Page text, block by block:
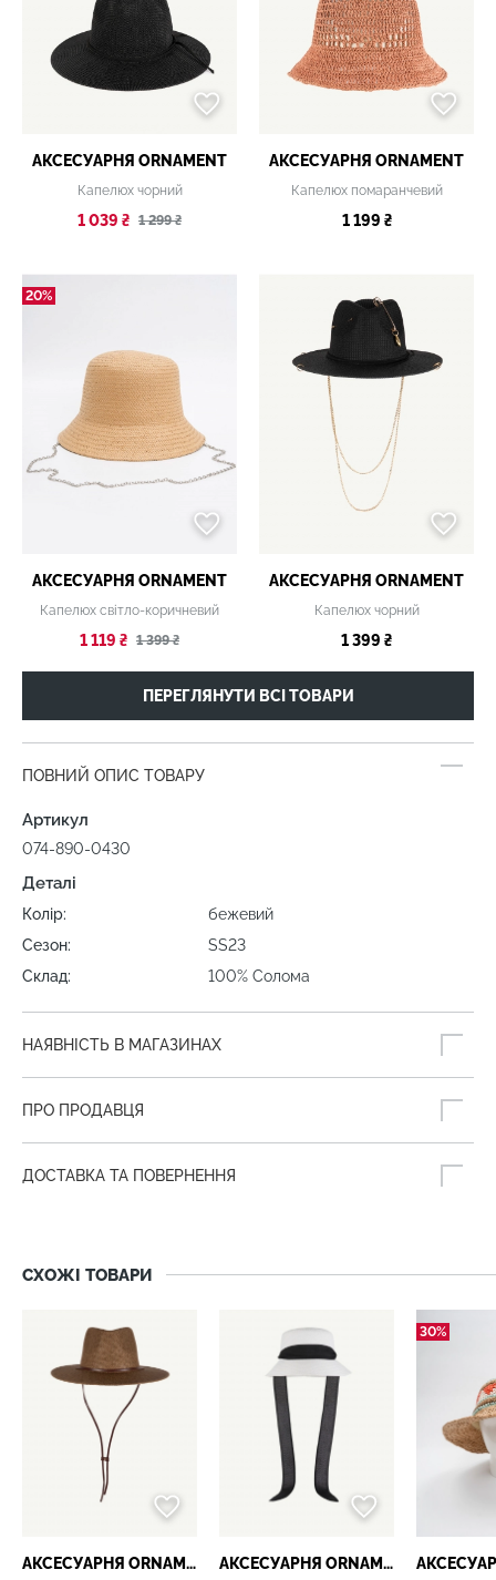
АКСЕСУАРНЯ ОRNAMENT
Капелюх чорний
1 039 ₴ 1 299 ₴
АКСЕСУАРНЯ ОRNAMENT
Капелюх помаранчевий
1 199 ₴
20%
АКСЕСУАРНЯ ОRNAMENT
Капелюх світло-коричневий
1 119 ₴ 1 399 ₴
АКСЕСУАРНЯ ОRNAMENT
Капелюх чорний
1 399 ₴
ПЕРЕГЛЯНУТИ ВСІ ТОВАРИ
ПОВНИЙ ОПИС ТОВАРУ
Артикул
074-890-0430
Деталі
Колір:
бежевий
Сезон:
SS23
Склад:
100% Солома
НАЯВНІСТЬ В МАГАЗИНАХ
ПРО ПРОДАВЦЯ
ДОСТАВКА ТА ПОВЕРНЕННЯ
СХОЖІ ТОВАРИ
АКСЕСУАРНЯ ОRNAMENT АКСЕСУАРНЯ ОRNAMENT
30%